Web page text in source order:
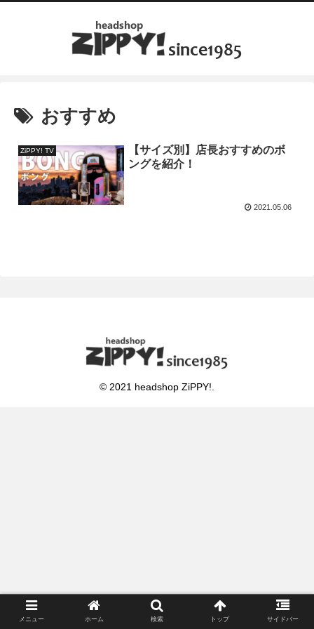
おすすめ
ZiPPY! TV
【サイズ別】店長おすすめのボ
ングを紹介！
2021.05.06
© 2021 headshop ZiPPY!.
メニュー ホーム 検索 トップ サイドバー